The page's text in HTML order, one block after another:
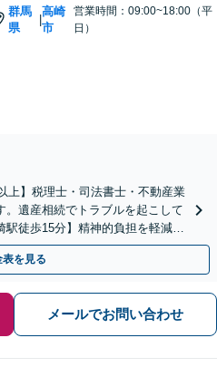
群馬
県
|
高崎
市
営業時間：09:00~18:00（平
日）
上】税理士・司法書士・不動産業
遺産相続でトラブルを起こして
徒歩15分】精神的負担を軽減す
表を見る
メールでお問い合わせ